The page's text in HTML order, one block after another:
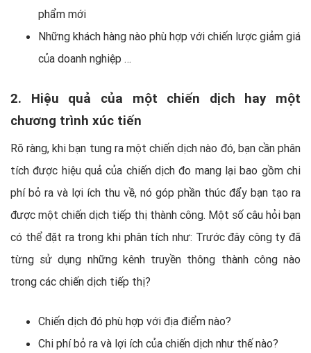
phẩm mới
Những khách hàng nào phù hợp với chiến lược giảm giá
của doanh nghiệp …
2. Hiệu quả của một chiến dịch hay một
chương trình xúc tiến
Rõ ràng, khi bạn tung ra một chiến dịch nào đó, bạn cần phân
tích được hiệu quả của chiến dịch đo mang lại bao gồm chi
phí bỏ ra và lợi ích thu về, nó góp phần thúc đẩy bạn tạo ra
được một chiến dịch tiếp thị thành công. Một số câu hỏi bạn
có thể đặt ra trong khi phân tích như: Trước đây công ty đã
từng sử dụng những kênh truyền thông thành công nào
trong các chiến dịch tiếp thị?
Chiến dịch đó phù hợp với địa điểm nào?
Chi phí bỏ ra và lợi ích của chiến dịch như thế nào?